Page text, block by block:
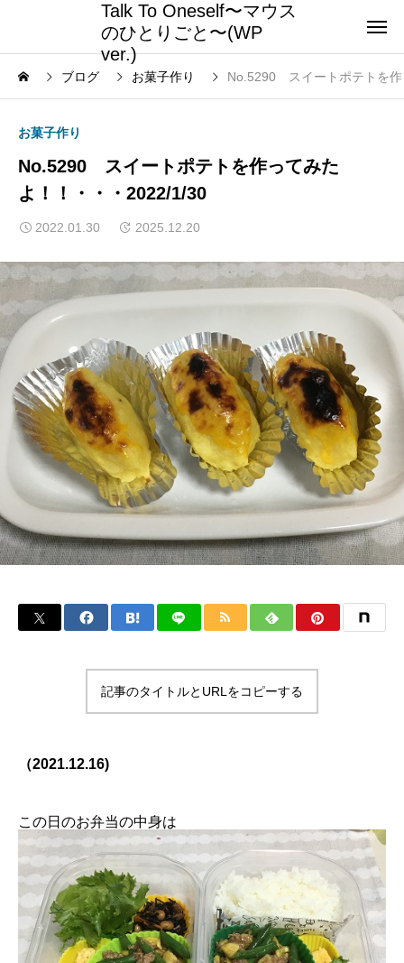
Talk To Oneself〜マウス
のひとりごと〜(WP
ver.)
ブログ お菓子作り No.5290 スイートポテトを
お菓子作り
No.5290 スイートポテトを作ってみた
よ！！・・・2022/1/30
2022.01.30 2025.12.20
記事のタイトルとURLをコピーする
（2021.12.16)
この日のお弁当の中身は